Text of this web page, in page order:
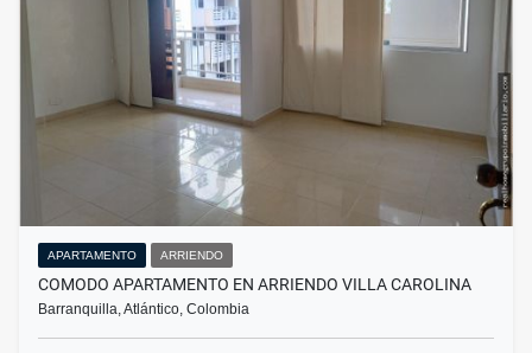
APARTAMENTO ARRIENDO
COMODO APARTAMENTO EN ARRIENDO VILLA CAROLINA
Barranquilla, Atlántico, Colombia